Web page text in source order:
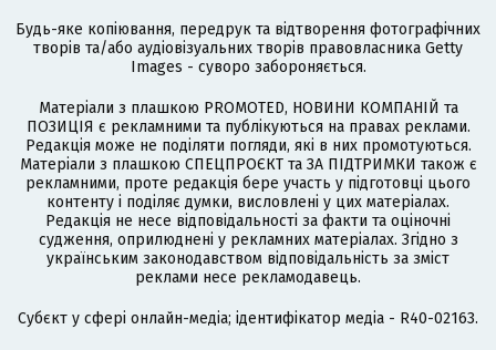
Будь-яке копіювання, передрук та відтворення фотографічних
творів та/або аудіовізуальних творів правовласника Getty
Images - суворо забороняється.
Матеріали з плашкою PROMOTED, НОВИНИ КОМПАНІЙ та
ПОЗИЦІЯ є рекламними та публікуються на правах реклами.
Редакція може не поділяти погляди, які в них промотуються.
Матеріали з плашкою СПЕЦПРОЄКТ та ЗА ПІДТРИМКИ також є
рекламними, проте редакція бере участь у підготовці цього
контенту і поділяє думки, висловлені у цих матеріалах.
Редакція не несе відповідальності за факти та оціночні
судження, оприлюднені у рекламних матеріалах. Згідно з
українським законодавством відповідальність за зміст
реклами несе рекламодавець.
Cубєкт у сфері онлайн-медіа; ідентифікатор медіа - R40-02163.